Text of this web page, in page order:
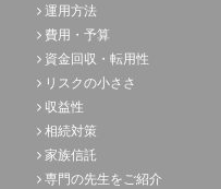
運用方法
費用・予算
資金回収・転用性
リスクの小ささ
収益性
相続対策
家族信託
専門の先生をご紹介